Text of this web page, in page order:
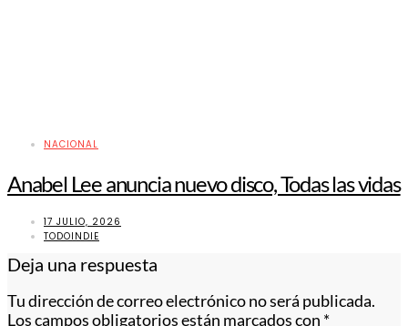
NACIONAL
Anabel Lee anuncia nuevo disco, Todas las vidas
17 JULIO, 2026
TODOINDIE
Deja una respuesta
Tu dirección de correo electrónico no será publicada.
Los campos obligatorios están marcados con *